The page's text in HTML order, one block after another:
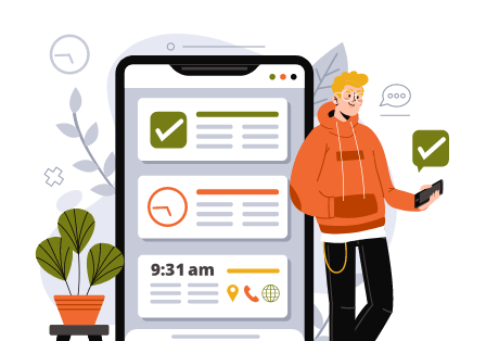
בעל/ת עסק? סוכנות ניהול מוניטין
לקידום, שיווק ופרסום באינטרנט
כאן עבורך!
לפרטים